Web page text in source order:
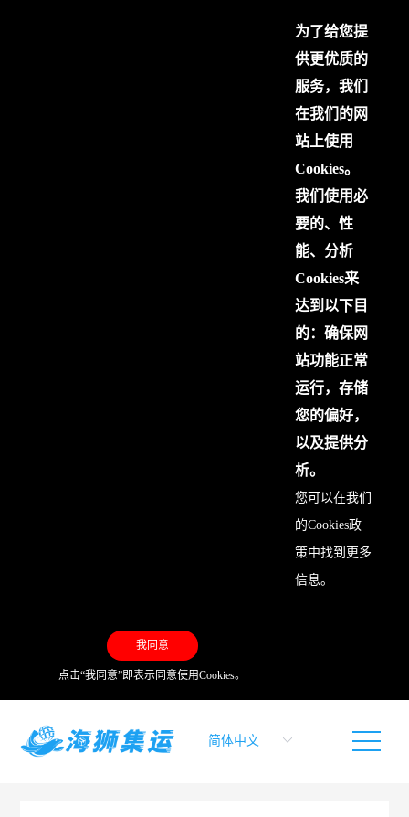
为了给您提
供更优质的
服务，我们
在我们的网
站上使用
Cookies。
我们使用必
要的、性
能、分析
Cookies来
达到以下目
的：确保网
站功能正常
运行，存储
您的偏好，
以及提供分
析。
您可以在我们
的Cookies政
策中找到更多
信息。
我同意
点击“我同意”即表示同意使用Cookies。